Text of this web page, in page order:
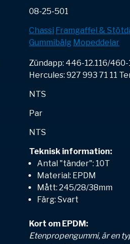
08-25-501
Chassi Framgaffel &
Gummibälg Mopeddelar
Zündapp: 446-12.116/460-
Hercules: 927 993 71 11
NTS
Par
NTS
Teknisk information:
Antal "tänder": 10T
Material: EPDM
Mått: 245/28/38mm
Färg: Svart
Kort om EPDM:
Etenpropengummi, är en